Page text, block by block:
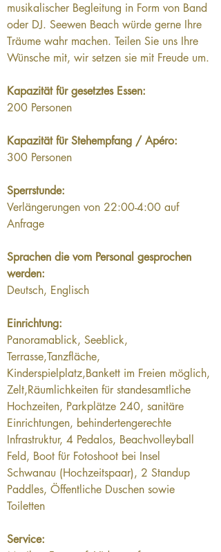
musikalischer Begleitung in Form von Band
oder DJ. Seewen Beach würde gerne Ihre
Träume wahr machen. Teilen Sie uns Ihre
Wünsche mit, wir setzen sie mit Freude um.
Kapazität für gesetztes Essen:
200 Personen
Kapazität für Stehempfang / Apéro:
300 Personen
Sperrstunde:
Verlängerungen von 22:00-4:00 auf
Anfrage
Sprachen die vom Personal gesprochen
werden:
Deutsch, Englisch
Einrichtung:
Panoramablick, Seeblick,
Terrasse,Tanzfläche,
Kinderspielplatz,Bankett im Freien möglich,
Zelt,Räumlichkeiten für standesamtliche
Hochzeiten, Parkplätze 240, sanitäre
Einrichtungen, behindertengerechte
Infrastruktur, 4 Pedalos, Beachvolleyball
Feld, Boot für Fotoshoot bei Insel
Schwanau (Hochzeitspaar), 2 Standup
Paddles, Öffentliche Duschen sowie
Toiletten
Service: